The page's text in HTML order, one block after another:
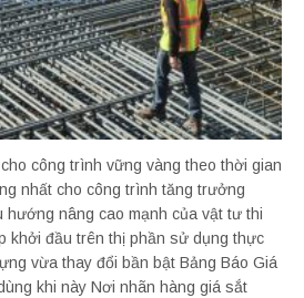
công trình vững vàng theo thời gian
nhất cho công trình tăng trưởng
hướng nâng cao mạnh của vật tư thi
khởi đầu trên thị phần sử dụng thực
vừa thay đổi bần bật Bảng Báo Giá
khi này Nơi nhãn hàng giá sắt